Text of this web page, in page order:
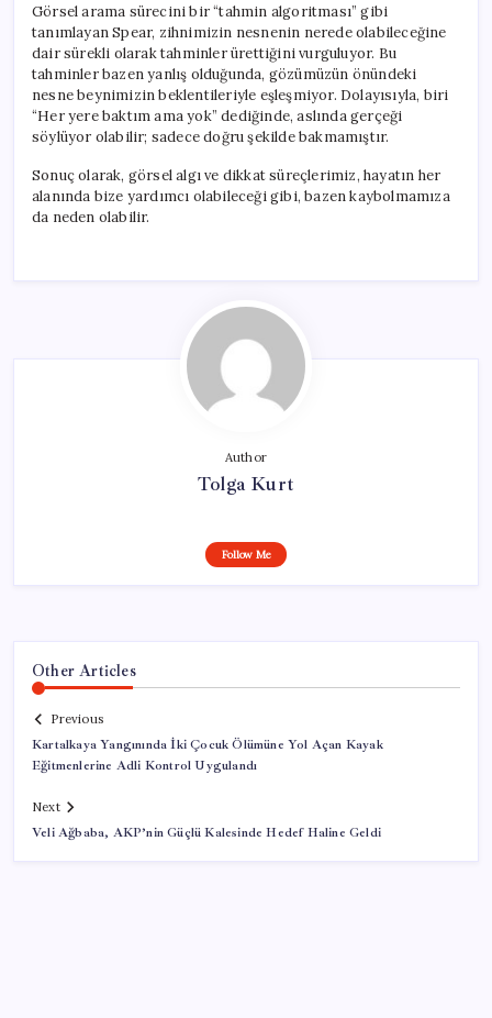
Görsel arama sürecini bir “tahmin algoritması” gibi
tanımlayan Spear, zihnimizin nesnenin nerede olabileceğine
dair sürekli olarak tahminler ürettiğini vurguluyor. Bu
tahminler bazen yanlış olduğunda, gözümüzün önündeki
nesne beynimizin beklentileriyle eşleşmiyor. Dolayısıyla, biri
“Her yere baktım ama yok” dediğinde, aslında gerçeği
söylüyor olabilir; sadece doğru şekilde bakmamıştır.
Sonuç olarak, görsel algı ve dikkat süreçlerimiz, hayatın her
alanında bize yardımcı olabileceği gibi, bazen kaybolmamıza
da neden olabilir.
Author
Tolga Kurt
Follow Me
Other Articles
Previous
Kartalkaya Yangınında İki Çocuk Ölümüne Yol Açan Kayak
Eğitmenlerine Adli Kontrol Uygulandı
Next
Veli Ağbaba, AKP’nin Güçlü Kalesinde Hedef Haline Geldi